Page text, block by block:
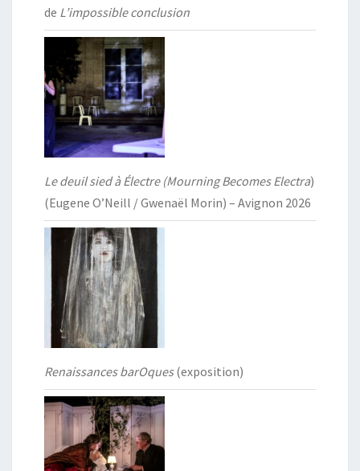
de L’impossible conclusion
Le deuil sied à Électre (Mourning Becomes Electra)
(Eugene O’Neill / Gwenaël Morin) – Avignon 2026
Renaissances barOques(exposition)